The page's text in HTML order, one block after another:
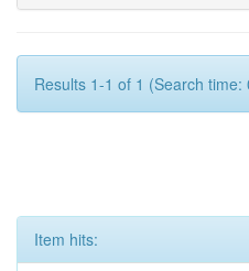
Results 1-1 of 1 (Search time:
Item hits: